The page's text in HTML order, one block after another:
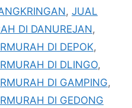
, JUAL
DI DANUREJAN,
DI DEPOK,
DI DLINGO,
DI GAMPING,
DI GEDONG